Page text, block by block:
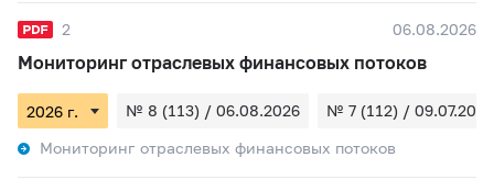
2 06.08.2026
Мониторинг отраслевых финансовых потоков
№ 8 (113) / 06.08.2026
№ 7 (112) / 09.07.2026
Мониторинг отраслевых финансовых потоков